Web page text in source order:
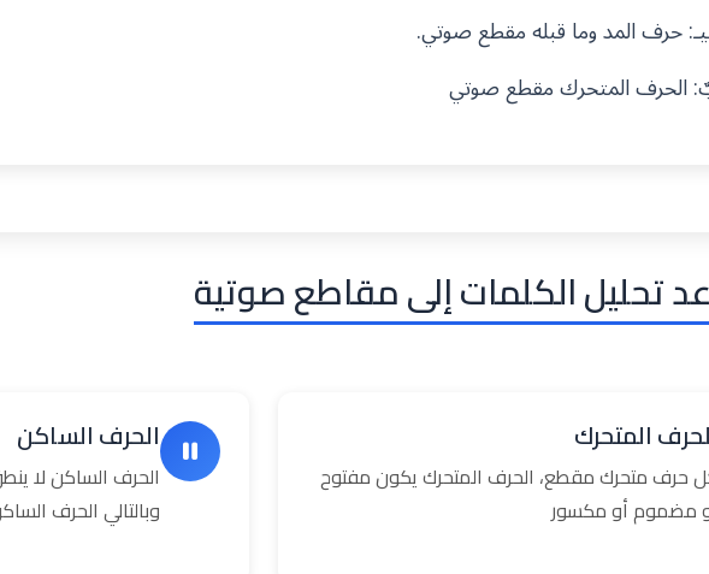
حرف المد وما قبله مقطع صوتي.
الحرف المتحرك مقطع صوتي
تحليل الكلمات إلى مقاطع صوتية
المتحرك
حرف متحرك مقطع، الحرف المتحرك يكون مفتوح
مضموم أو مكسور
الحرف الساكن
الحرف الساكن لا
وبالتالي الحرف